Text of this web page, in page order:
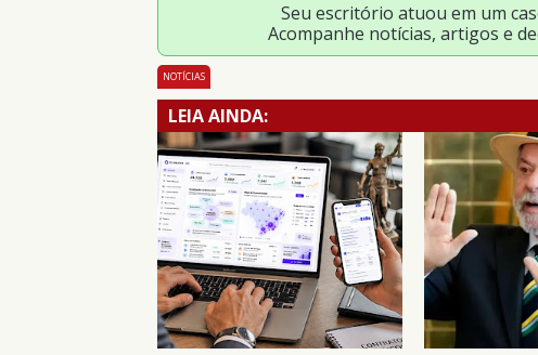
Seu escritório atuou em um
Acompanhe notícias, artigos e
NOTÍCIAS
LEIA AINDA: